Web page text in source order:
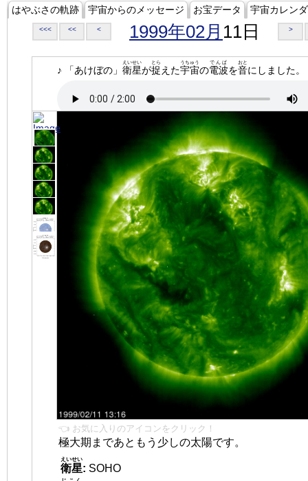
はやぶさの軌跡 宇宙からのメッセージ お宝データ 宇宙カレン
<<< << < 1999年02月 11日 >
♪ 「あけぼの」 衛星
えいせい
が捉
とら
えた宇宙
うちゅう
の電波
でんぱ
を音
おと
にしました。
👈 お気に入りのアイコンをクリック！
極大期まであともう少しの太陽です。
衛星
えいせい
: SOHO